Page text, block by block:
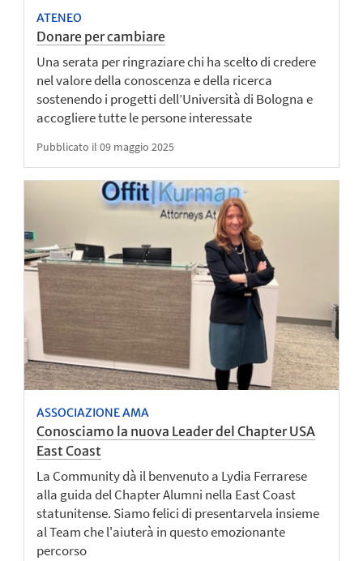
ATENEO
Donare per cambiare
Una serata per ringraziare chi ha scelto di credere
nel valore della conoscenza e della ricerca
sostenendo i progetti dell’Università di Bologna e
accogliere tutte le persone interessate
Pubblicato il 09 maggio 2025
ASSOCIAZIONE AMA
Conosciamo la nuova Leader del Chapter USA
East Coast
La Community dà il benvenuto a Lydia Ferrarese
alla guida del Chapter Alumni nella East Coast
statunitense. Siamo felici di presentarvela insieme
al Team che l'aiuterà in questo emozionante
percorso